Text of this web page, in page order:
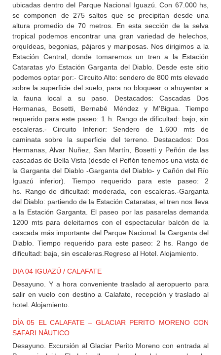
ubicadas dentro del Parque Nacional Iguazú. Con 67.000 hs,
se componen de 275 saltos que se precipitan desde una
altura promedio de 70 metros. En esta sección de la selva
tropical podemos encontrar una gran variedad de helechos,
orquídeas, begonias, pájaros y mariposas. Nos dirigimos a la
Estación Central, donde tomaremos un tren a la Estación
Cataratas y/o Estación Garganta del Diablo. Desde este sitio
podemos optar por:- Circuito Alto: sendero de 800 mts elevado
sobre la superficie del suelo, para no bloquear o ahuyentar a
la fauna local a su paso. Destacados: Cascadas Dos
Hermanas, Bosetti, Bernabé Méndez y M'Bigua. Tiempo
requerido para este paseo: 1 h. Rango de dificultad: bajo, sin
escaleras.- Circuito Inferior: Sendero de 1.600 mts de
caminata sobre la superficie del terreno. Destacados: Dos
Hermanas, Alvar Nuñez, San Martín, Bosetti y Peñón de las
cascadas de Bella Vista (desde el Peñón tenemos una vista de
la Garganta del Diablo -Garganta del Diablo- y Cañón del Río
Iguazú inferior). Tiempo requerido para este paseo: 2
hs. Rango de dificultad: moderada, con escaleras.-Garganta
del Diablo: partiendo de la Estación Cataratas, el tren nos lleva
a la Estación Garganta. El paseo por las pasarelas demanda
1200 mts para deleitarnos con el espectacular balcón de la
cascada más importante del Parque Nacional: la Garganta del
Diablo. Tiempo requerido para este paseo: 2 hs. Rango de
dificultad: baja, sin escaleras.Regreso al Hotel. Alojamiento.
DIA 04 IGUAZÚ / CALAFATE
Desayuno. Y a hora conveniente traslado al aeropuerto para
salir en vuelo con destino a Calafate, recepción y traslado al
hotel. Alojamiento.
DÍA 05 EL CALAFATE – GLACIAR PERITO MORENO CON
SAFARI NÁUTICO
Desayuno. Excursión al Glaciar Perito Moreno con entrada al